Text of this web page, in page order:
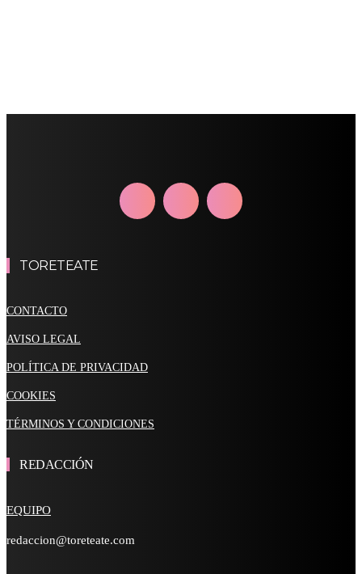
TORETEATE
CONTACTO
AVISO LEGAL
POLÍTICA DE PRIVACIDAD
COOKIES
TÉRMINOS Y CONDICIONES
REDACCIÓN
EQUIPO
redaccion@toreteate.com